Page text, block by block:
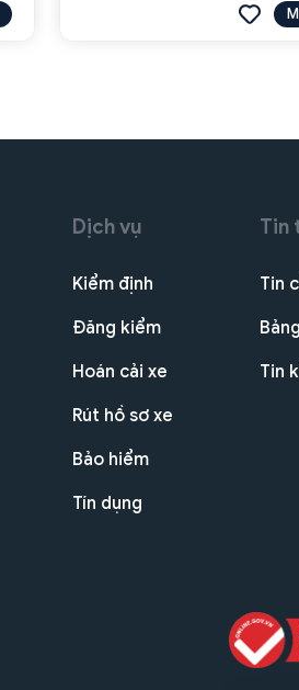
Dịch vụ
Kiểm định
Đăng kiểm
Hoán cải xe
Rút hồ sơ xe
Bảo hiểm
Tín dụng
Tin
Tin
Tin